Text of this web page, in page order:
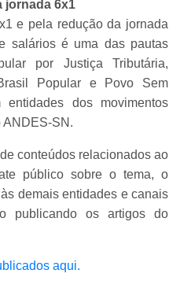
jornada 6x1
e pela redução da jornada
salários é uma das pautas
por Justiça Tributária,
Popular e Povo Sem
dos movimentos
ANDES-SN.
conteúdos relacionados ao
público sobre o tema, o
demais entidades e canais
publicando os artigos do
aqui.